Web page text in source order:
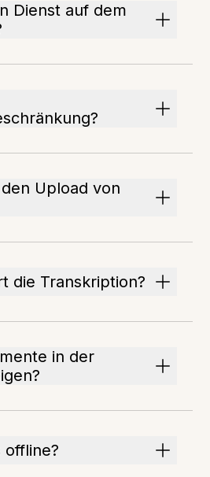
Dienst auf dem
Upload von
die Transkription?
in der
offline?